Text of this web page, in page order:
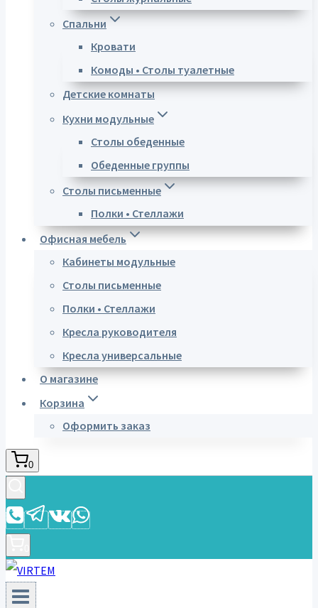
Спальни
Кровати
Комоды • Столы туалетные
Детские комнаты
Кухни модульные
Столы обеденные
Обеденные группы
Столы письменные
Полки • Стеллажи
Офисная мебель
Кабинеты модульные
Столы письменные
Полки • Стеллажи
Кресла руководителя
Кресла универсальные
О магазине
Корзина
Оформить заказ
0